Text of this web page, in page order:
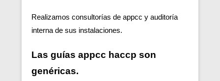
Realizamos consultorías de appcc y auditoría
interna de sus instalaciones.
Las guías appcc haccp son
genéricas.